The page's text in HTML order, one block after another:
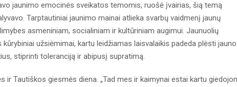
jaunimo emocinės sveikatos temomis, ruošė įvairias, šią temą
Tarptautiniai jaunimo mainai atlieka svarbų vaidmenį jaunų
asmeniniam, socialiniam ir kultūriniam augimui. Jaunuolių
užsiėmimai, kartu leidžiamas laisvalaikis padeda plėsti jauno
stiprinti toleranciją ir abipusį supratimą.
ir Tautiškos giesmės diena. „Tad mes ir kaimynai estai kartu